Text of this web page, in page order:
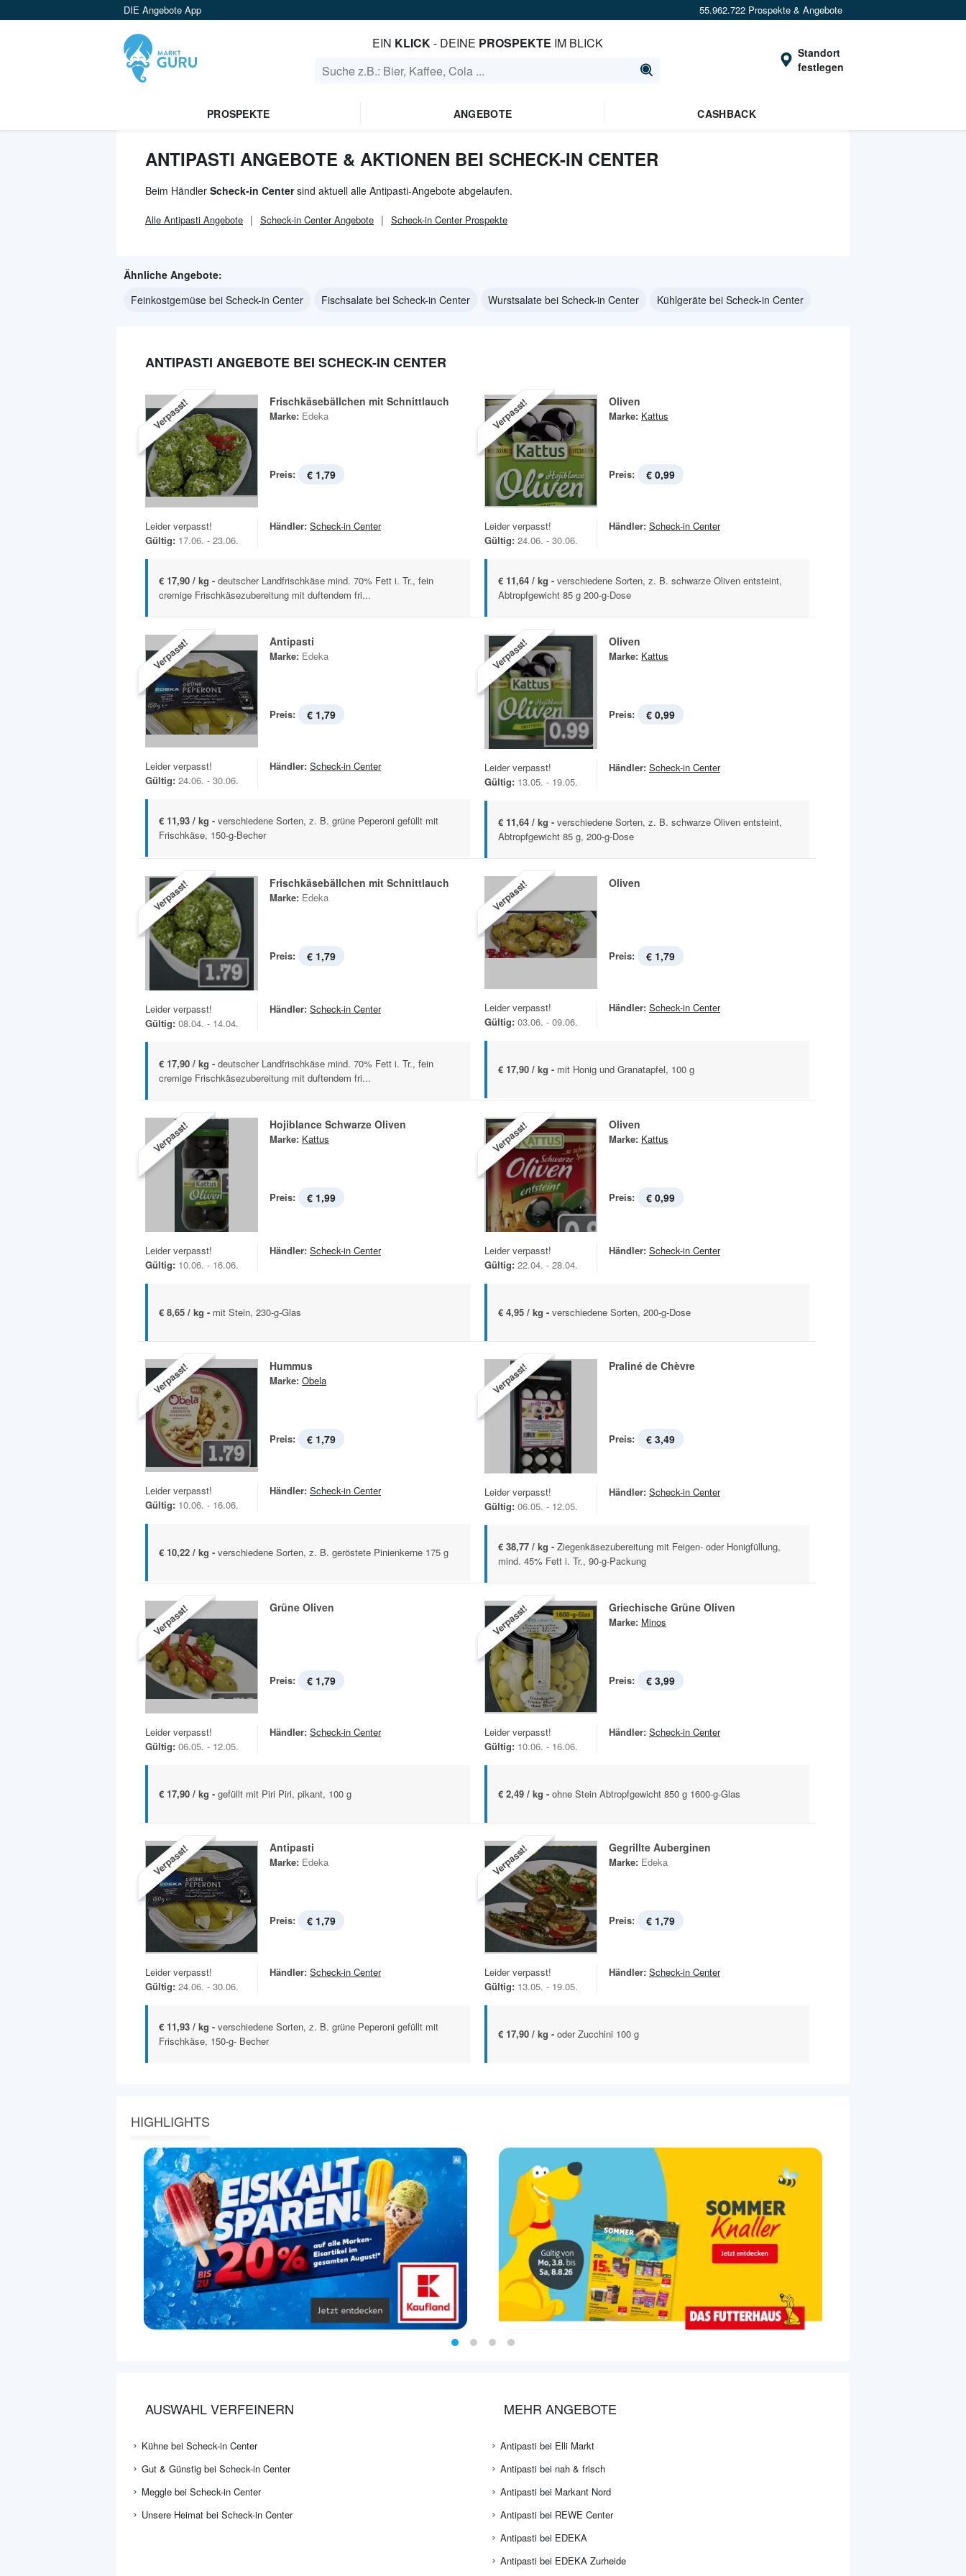
DIE Angebote App 55.962.722 Prospekte & Angebote
EIN KLICK- DEINE PROSPEKTE IM BLICK
Standort
festlegen
PROSPEKTE ANGEBOTE CASHBACK
ANTIPASTI ANGEBOTE & AKTIONEN BEI SCHECK-IN CENTER
Beim Händler Scheck-in Centersind aktuell alle Antipasti-Angebote abgelaufen.
Alle Antipasti Angebote Scheck-in CenterAngebote Scheck-in CenterProspekte
Ähnliche Angebote:
Feinkostgemüse bei Scheck-in Center
Fischsalate bei Scheck-in Center Wurstsalate bei Scheck-in Center Kühlgeräte bei Scheck-in Center
ANTIPASTI ANGEBOTE BEI SCHECK-IN CENTER
Verpasst! Frischkäsebällchen mit Schnittlauch
Marke: Edeka
Preis: € 1,79
Leider verpasst!
Gültig: 17.06. - 23.06.
Händler: Scheck-in Center
€ 17,90 / kg - deutscher Landfrischkäse mind. 70% Fett i. Tr., fein
cremige Frischkäsezubereitung mit duftendem fri...
Verpasst! Oliven
Marke: Kattus
Preis: € 0,99
Leider verpasst!
Gültig: 24.06. - 30.06.
Händler: Scheck-in Center
€ 11,64 / kg - verschiedene Sorten, z. B. schwarze Oliven entsteint,
Abtropfgewicht 85 g 200-g-Dose
Verpasst! Antipasti
Marke: Edeka
Preis: € 1,79
Leider verpasst!
Gültig: 24.06. - 30.06.
Händler: Scheck-in Center
€ 11,93 / kg - verschiedene Sorten, z. B. grüne Peperoni gefüllt mit
Frischkäse, 150-g-Becher
Verpasst! Oliven
Marke: Kattus
Preis: € 0,99
Leider verpasst!
Gültig: 13.05. - 19.05.
Händler: Scheck-in Center
€ 11,64 / kg - verschiedene Sorten, z. B. schwarze Oliven entsteint,
Abtropfgewicht 85 g, 200-g-Dose
Verpasst! Frischkäsebällchen mit Schnittlauch
Marke: Edeka
Preis: € 1,79
Leider verpasst!
Gültig: 08.04. - 14.04.
Händler: Scheck-in Center
€ 17,90 / kg - deutscher Landfrischkäse mind. 70% Fett i. Tr., fein
cremige Frischkäsezubereitung mit duftendem fri...
Verpasst! Oliven
Preis: € 1,79
Leider verpasst!
Gültig: 03.06. - 09.06.
Händler: Scheck-in Center
€ 17,90 / kg - mit Honig und Granatapfel, 100 g
Verpasst! Hojiblance Schwarze Oliven
Marke: Kattus
Preis: € 1,99
Leider verpasst!
Gültig: 10.06. - 16.06.
Händler: Scheck-in Center
€ 8,65 / kg - mit Stein, 230-g-Glas
Verpasst! Oliven
Marke: Kattus
Preis: € 0,99
Leider verpasst!
Gültig: 22.04. - 28.04.
Händler: Scheck-in Center
€ 4,95 / kg - verschiedene Sorten, 200-g-Dose
Verpasst! Hummus
Marke: Obela
Preis: € 1,79
Leider verpasst!
Gültig: 10.06. - 16.06.
Händler: Scheck-in Center
€ 10,22 / kg - verschiedene Sorten, z. B. geröstete Pinienkerne 175 g
Verpasst! Praliné de Chèvre
Preis: € 3,49
Leider verpasst!
Gültig: 06.05. - 12.05.
Händler: Scheck-in Center
€ 38,77 / kg - Ziegenkäsezubereitung mit Feigen- oder Honigfüllung,
mind. 45% Fett i. Tr., 90-g-Packung
Verpasst! Grüne Oliven
Preis: € 1,79
Leider verpasst!
Gültig: 06.05. - 12.05.
Händler: Scheck-in Center
€ 17,90 / kg - gefüllt mit Piri Piri, pikant, 100 g
Verpasst! Griechische Grüne Oliven
Marke: Minos
Preis: € 3,99
Leider verpasst!
Gültig: 10.06. - 16.06.
Händler: Scheck-in Center
€ 2,49 / kg - ohne Stein Abtropfgewicht 850 g 1600-g-Glas
Verpasst! Antipasti
Marke: Edeka
Preis: € 1,79
Leider verpasst!
Gültig: 24.06. - 30.06.
Händler: Scheck-in Center
€ 11,93 / kg - verschiedene Sorten, z. B. grüne Peperoni gefüllt mit
Frischkäse, 150-g- Becher
Verpasst! Gegrillte Auberginen
Marke: Edeka
Preis: € 1,79
Leider verpasst!
Gültig: 13.05. - 19.05.
Händler: Scheck-in Center
€ 17,90 / kg - oder Zucchini 100 g
HIGHLIGHTS
AUSWAHL VERFEINERN
Kühne bei Scheck-in Center
Gut & Günstig bei Scheck-in Center
Meggle bei Scheck-in Center
Unsere Heimat bei Scheck-in Center
MEHR ANGEBOTE
Antipasti bei Elli Markt
Antipasti bei nah & frisch
Antipasti bei Markant Nord
Antipasti bei REWE Center
Antipasti bei EDEKA
Antipasti bei EDEKA Zurheide